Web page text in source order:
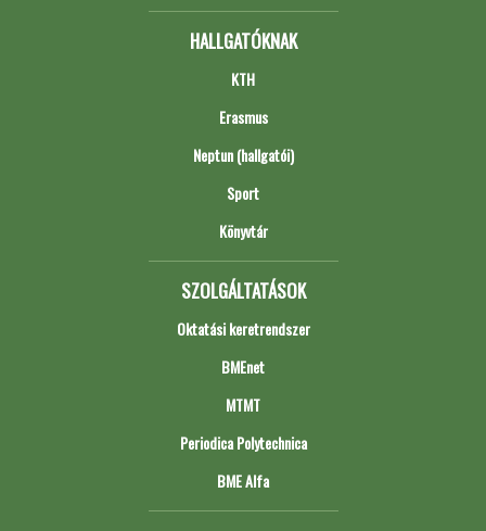
HALLGATÓKNAK
KTH
Erasmus
Neptun (hallgatói)
Sport
Könyvtár
SZOLGÁLTATÁSOK
Oktatási keretrendszer
BMEnet
MTMT
Periodica Polytechnica
BME Alfa